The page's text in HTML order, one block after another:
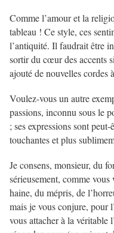
Comme l’amour et la
tableau ! Ce style, ces
l’antiquité. Il faudrait être
sortir du cœur des accents
ajouté de nouvelles cordes
Voulez-vous un autre
passions, inconnu sous le
; ses expressions sont
touchantes et plus
Je consens, monsieur, du
sérieusement, comme vous
haine, du mépris, de
mais je vous conjure, pour
vous attacher à la véritable